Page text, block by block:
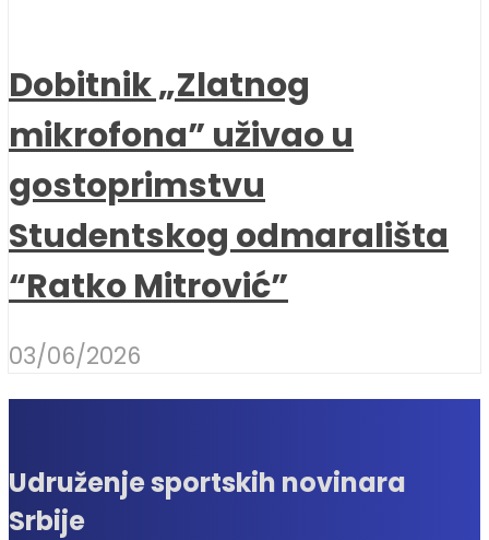
Dobitnik „Zlatnog
mikrofona” uživao u
gostoprimstvu
Studentskog odmarališta
“Ratko Mitrović”
03/06/2026
Udruženje sportskih novinara
Srbije